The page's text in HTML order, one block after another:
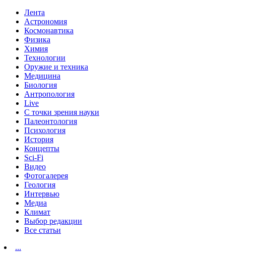
Лента
Астрономия
Космонавтика
Физика
Химия
Технологии
Оружие и техника
Медицина
Биология
Антропология
Live
С точки зрения науки
Палеонтология
Психология
История
Концепты
Sci-Fi
Видео
Фотогалерея
Геология
Интервью
Медиа
Климат
Выбор редакции
Все статьи
...